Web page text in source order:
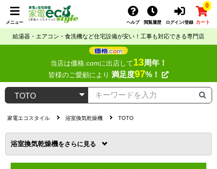
メニュー ヘルプ 閲覧履歴 ログイン/登録
0
カート
給湯器・エアコン・食洗機など住宅設備が安い！工事も対応できる専門店
当店は価格.comに出店して13周年！
皆様のご愛顧により 満足度97%！
家電エコスタイル 浴室換気乾燥機 TOTO
浴室換気乾燥機を